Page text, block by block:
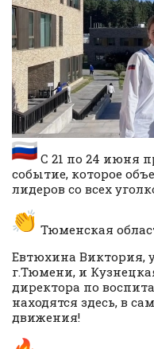
С 21 по 24 июня
событие, которое
лидеров со всех
Тюменская
Евтюхина
г.Тюмени, и
директора по
находятся здесь, в
движения!